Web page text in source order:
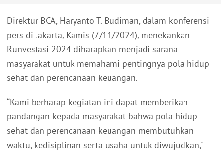
Direktur BCA, Haryanto T. Budiman, dalam konferensi
pers di Jakarta, Kamis (7/11/2024), menekankan
Runvestasi 2024 diharapkan menjadi sarana
masyarakat untuk memahami pentingnya pola hidup
sehat dan perencanaan keuangan.
“Kami berharap kegiatan ini dapat memberikan
pandangan kepada masyarakat bahwa pola hidup
sehat dan perencanaan keuangan membutuhkan
waktu, kedisiplinan serta usaha untuk diwujudkan,"